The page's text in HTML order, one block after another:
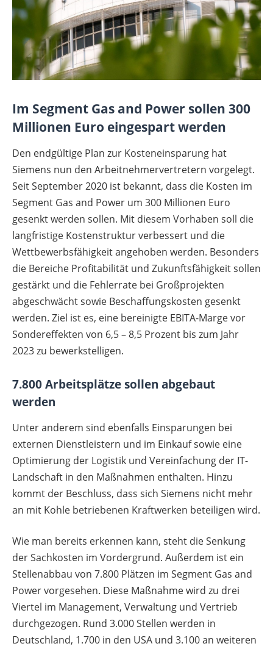
Im Segment Gas and Power sollen 300
Millionen Euro eingespart werden
Den endgültige Plan zur Kosteneinsparung hat
Siemens nun den Arbeitnehmervertretern vorgelegt.
Seit September 2020 ist bekannt, dass die Kosten im
Segment Gas and Power um 300 Millionen Euro
gesenkt werden sollen. Mit diesem Vorhaben soll die
langfristige Kostenstruktur verbessert und die
Wettbewerbsfähigkeit angehoben werden. Besonders
die Bereiche Profitabilität und Zukunftsfähigkeit sollen
gestärkt und die Fehlerrate bei Großprojekten
abgeschwächt sowie Beschaffungskosten gesenkt
werden. Ziel ist es, eine bereinigte EBITA-Marge vor
Sondereffekten von 6,5 – 8,5 Prozent bis zum Jahr
2023 zu bewerkstelligen.
7.800 Arbeitsplätze sollen abgebaut
werden
Unter anderem sind ebenfalls Einsparungen bei
externen Dienstleistern und im Einkauf sowie eine
Optimierung der Logistik und Vereinfachung der IT-
Landschaft in den Maßnahmen enthalten. Hinzu
kommt der Beschluss, dass sich Siemens nicht mehr
an mit Kohle betriebenen Kraftwerken beteiligen wird.
Wie man bereits erkennen kann, steht die Senkung
der Sachkosten im Vordergrund. Außerdem ist ein
Stellenabbau von 7.800 Plätzen im Segment Gas and
Power vorgesehen. Diese Maßnahme wird zu drei
Viertel im Management, Verwaltung und Vertrieb
durchgezogen. Rund 3.000 Stellen werden in
Deutschland, 1.700 in den USA und 3.100 an weiteren